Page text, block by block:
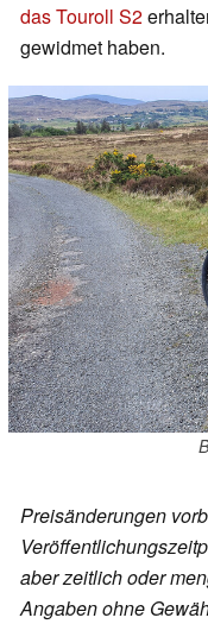
das Touroll S2
gewidmet haben.
Preisänderungen
aber zeitlich oder
Angaben ohne